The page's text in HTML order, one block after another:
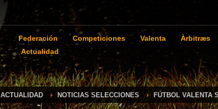
Federación Competiciones Valenta Àrbitræs
Actualidad
ACTUALIDAD NOTICIAS SELECCIONES FÚTBOL VALENTA